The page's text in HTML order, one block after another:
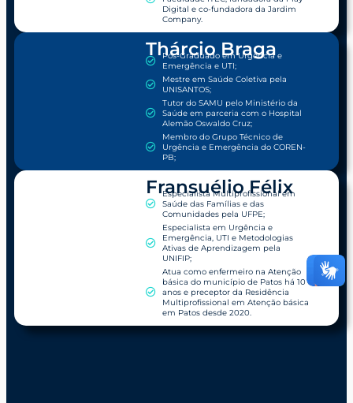
Digital e co-fundadora da Jardim
Company.
Thárcio Braga
Pós-Graduado em Urgência e
Emergência e UTI;
Mestre em Saúde Coletiva pela
UNISANTOS;
Tutor do SAMU pelo Ministério da
Saúde em parceria com o Hospital
Alemão Oswaldo Cruz;
Membro do Grupo Técnico de
Urgência e Emergência do COREN-
PB;
Fransuélio Félix
Especialista Multiprofissional em
Saúde das Famílias e das
Comunidades pela UFPE;
Especialista em Urgência e
Emergência, UTI e Metodologias
Ativas de Aprendizagem pela
UNIFIP;
Atua como enfermeiro na Atenção
básica do município de Patos há 10
anos e preceptor da Residência
Multiprofissional em Atenção básica
em Patos desde 2020.